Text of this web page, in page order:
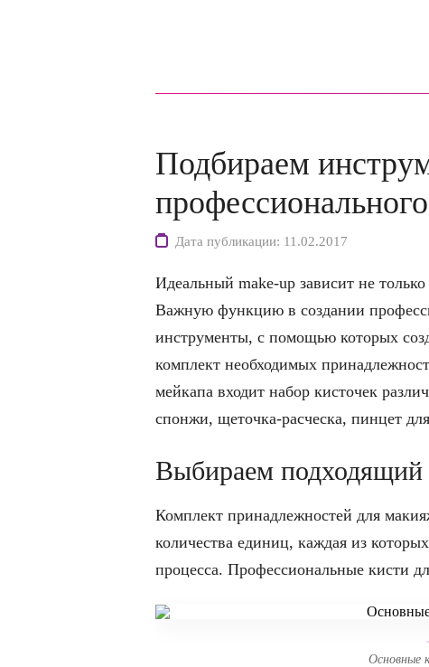
Подбираем
Дата публикации: 11.02.2017
Идеальный make-up зависит не
Важную функцию в создании
инструменты, с помощью которых
комплект необходимых
мейкапа входит набор кисточек
спонжи, щеточка-расческа, пинцет
Выбираем подходящий
Комплект принадлежностей для
количества единиц, каждая из
процесса. Профессиональные кисти
Основные